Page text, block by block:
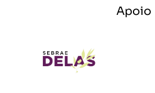
Apoio